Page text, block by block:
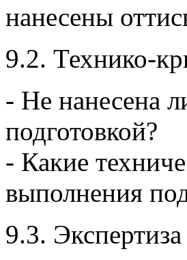
нанесены
9.2. Технико-
- Не нанесена
подготовкой?
- Какие
выполнения
9.3.